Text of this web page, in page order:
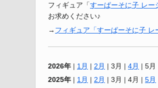
フィギュア「すーぱーそに子 レー
お求めください♪
フィギュア「すーぱーそに子 レ
2026年 1月 2月 3月 4月 5月
2025年
1月 2月 3月 4月 5月